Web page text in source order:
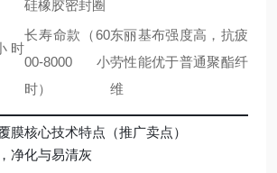
硅橡胶密封圈
时
长寿命款（60
00-8000 小
时）
东丽基布强度高，抗疲
劳性能优于普通聚酯纤
维
膜核心技术特点（推广卖点）
净化与易清灰